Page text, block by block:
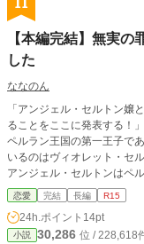
【本編完結】無実の
した
ななのん
「アンジェル・セルトン嬢
ることをここに発表する！」 声高々にその宣言はホールに響き渡る。壇上には
ペルラン王国の第一王子で
いるのはヴィオレット・セル
アンジェル・セルトンはペ
の創立記念パーティーの日
はアンジェルの異母妹、ヴ
い妃教育を受けてきたアン
の美貌以外はまったくの無
恋愛 完結 長編 R15
24h.ポイント 14pt
小説 30,286 位 / 228,618